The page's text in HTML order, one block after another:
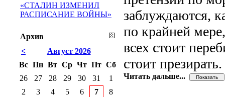
заблуждаются,
по крайней
всех стоит
стоит презирать.
Читать дальше...
«СТАЛИН ИЗМЕНИЛ
РАСПИСАНИЕ ВОЙНЫ»
Архив
<
Август 2026
Вс Пн Вт Ср Чт Пт Сб
26
27 28 29 30 31
1
2
3 4 5 6 7
8